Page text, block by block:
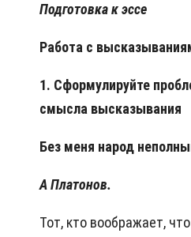
Подготовка к эссе
Работа с
1. Сформулируйте
смысла высказывания
Без меня народ
А Платонов.
Тот, кто воображает,